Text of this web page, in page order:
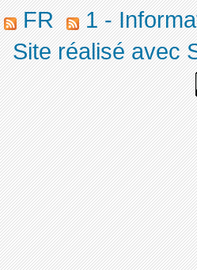
FR
1 -
Site réalisé avec